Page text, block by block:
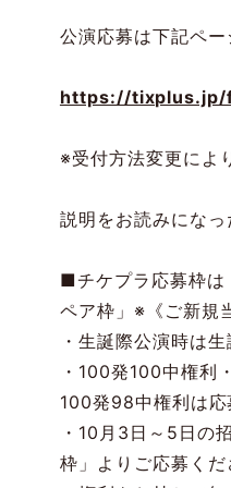
公演応募は下記ペー
https://tixplus.jp/
※受付方法変更によ
説明をお読みになっ
■チケプラ応募枠は
ペア枠」※《ご新規
・生誕際公演時は
・ 100発100中権利・
100発98中権利は
・ 10 月 3 日～ 5 日の
枠」よりご応募くだ